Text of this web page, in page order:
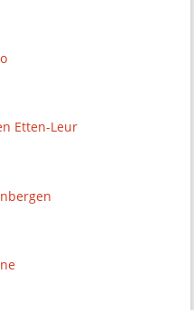
Etten-Leur